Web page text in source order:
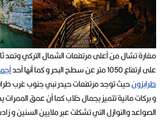
مغارة تشال من أعلى مرتفعات الشمال التركي وتعد
على ارتفاع 1050 متر عن سطح البحر و كما أنها أحد
طرابزونحيث توجد مرتفعات حيدر نبي جنوب غرب
الصواعد والنوازل التي تشكلت عبر ملايين السنين و